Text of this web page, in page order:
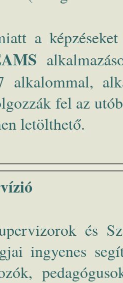
a
alkalommal,
fel az
letölthető.
és
ingyenes